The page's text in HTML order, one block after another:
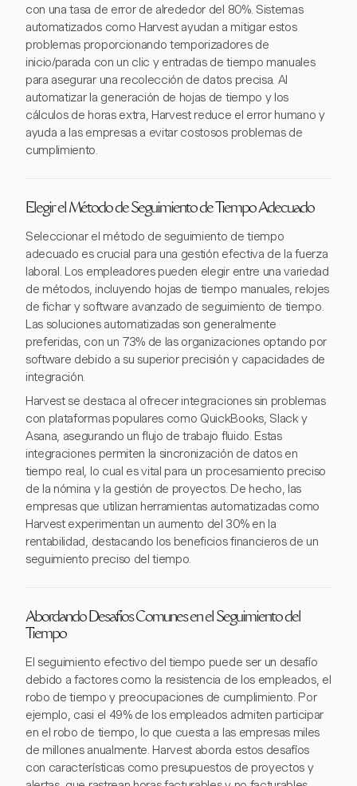
con una tasa de error de alrededor del 80%. Sistemas
automatizados como Harvest ayudan a mitigar estos
problemas proporcionando temporizadores de
inicio/parada con un clic y entradas de tiempo manuales
para asegurar una recolección de datos precisa. Al
automatizar la generación de hojas de tiempo y los
cálculos de horas extra, Harvest reduce el error humano y
ayuda a las empresas a evitar costosos problemas de
cumplimiento.
Elegir el Método de Seguimiento de Tiempo Adecuado
Seleccionar el método de seguimiento de tiempo
adecuado es crucial para una gestión efectiva de la fuerza
laboral. Los empleadores pueden elegir entre una variedad
de métodos, incluyendo hojas de tiempo manuales, relojes
de fichar y software avanzado de seguimiento de tiempo.
Las soluciones automatizadas son generalmente
preferidas, con un 73% de las organizaciones optando por
software debido a su superior precisión y capacidades de
integración.
Harvest se destaca al ofrecer integraciones sin problemas
con plataformas populares como QuickBooks, Slack y
Asana, asegurando un flujo de trabajo fluido. Estas
integraciones permiten la sincronización de datos en
tiempo real, lo cual es vital para un procesamiento preciso
de la nómina y la gestión de proyectos. De hecho, las
empresas que utilizan herramientas automatizadas como
Harvest experimentan un aumento del 30% en la
rentabilidad, destacando los beneficios financieros de un
seguimiento preciso del tiempo.
Abordando Desafíos Comunes en el Seguimiento del
Tiempo
El seguimiento efectivo del tiempo puede ser un desafío
debido a factores como la resistencia de los empleados, el
robo de tiempo y preocupaciones de cumplimiento. Por
ejemplo, casi el 49% de los empleados admiten participar
en el robo de tiempo, lo que cuesta a las empresas miles
de millones anualmente. Harvest aborda estos desafíos
con características como presupuestos de proyectos y